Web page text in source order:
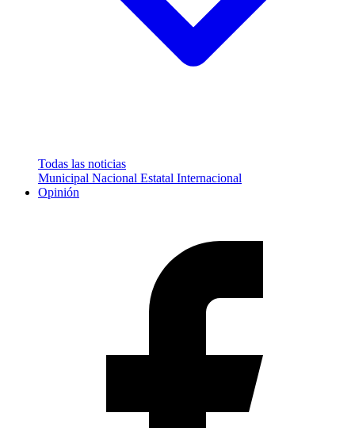
Todas las noticias
Municipal Nacional Estatal Internacional
Opinión